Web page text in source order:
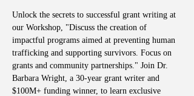
Unlock the secrets to successful grant writing at
our Workshop, "Discuss the creation of
impactful programs aimed at preventing human
trafficking and supporting survivors. Focus on
grants and community partnerships." Join Dr.
Barbara Wright, a 30-year grant writer and
$100M+ funding winner, to learn exclusive